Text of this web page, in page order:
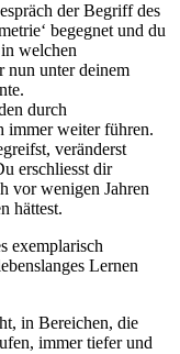
der Begriff des
begegnet und du
welchen
nun unter deinem
durch
immer weiter führen.
veränderst
erschliesst dir
vor wenigen Jahren
hättest.
exemplarisch
Lernen
in Bereichen, die
immer tiefer und